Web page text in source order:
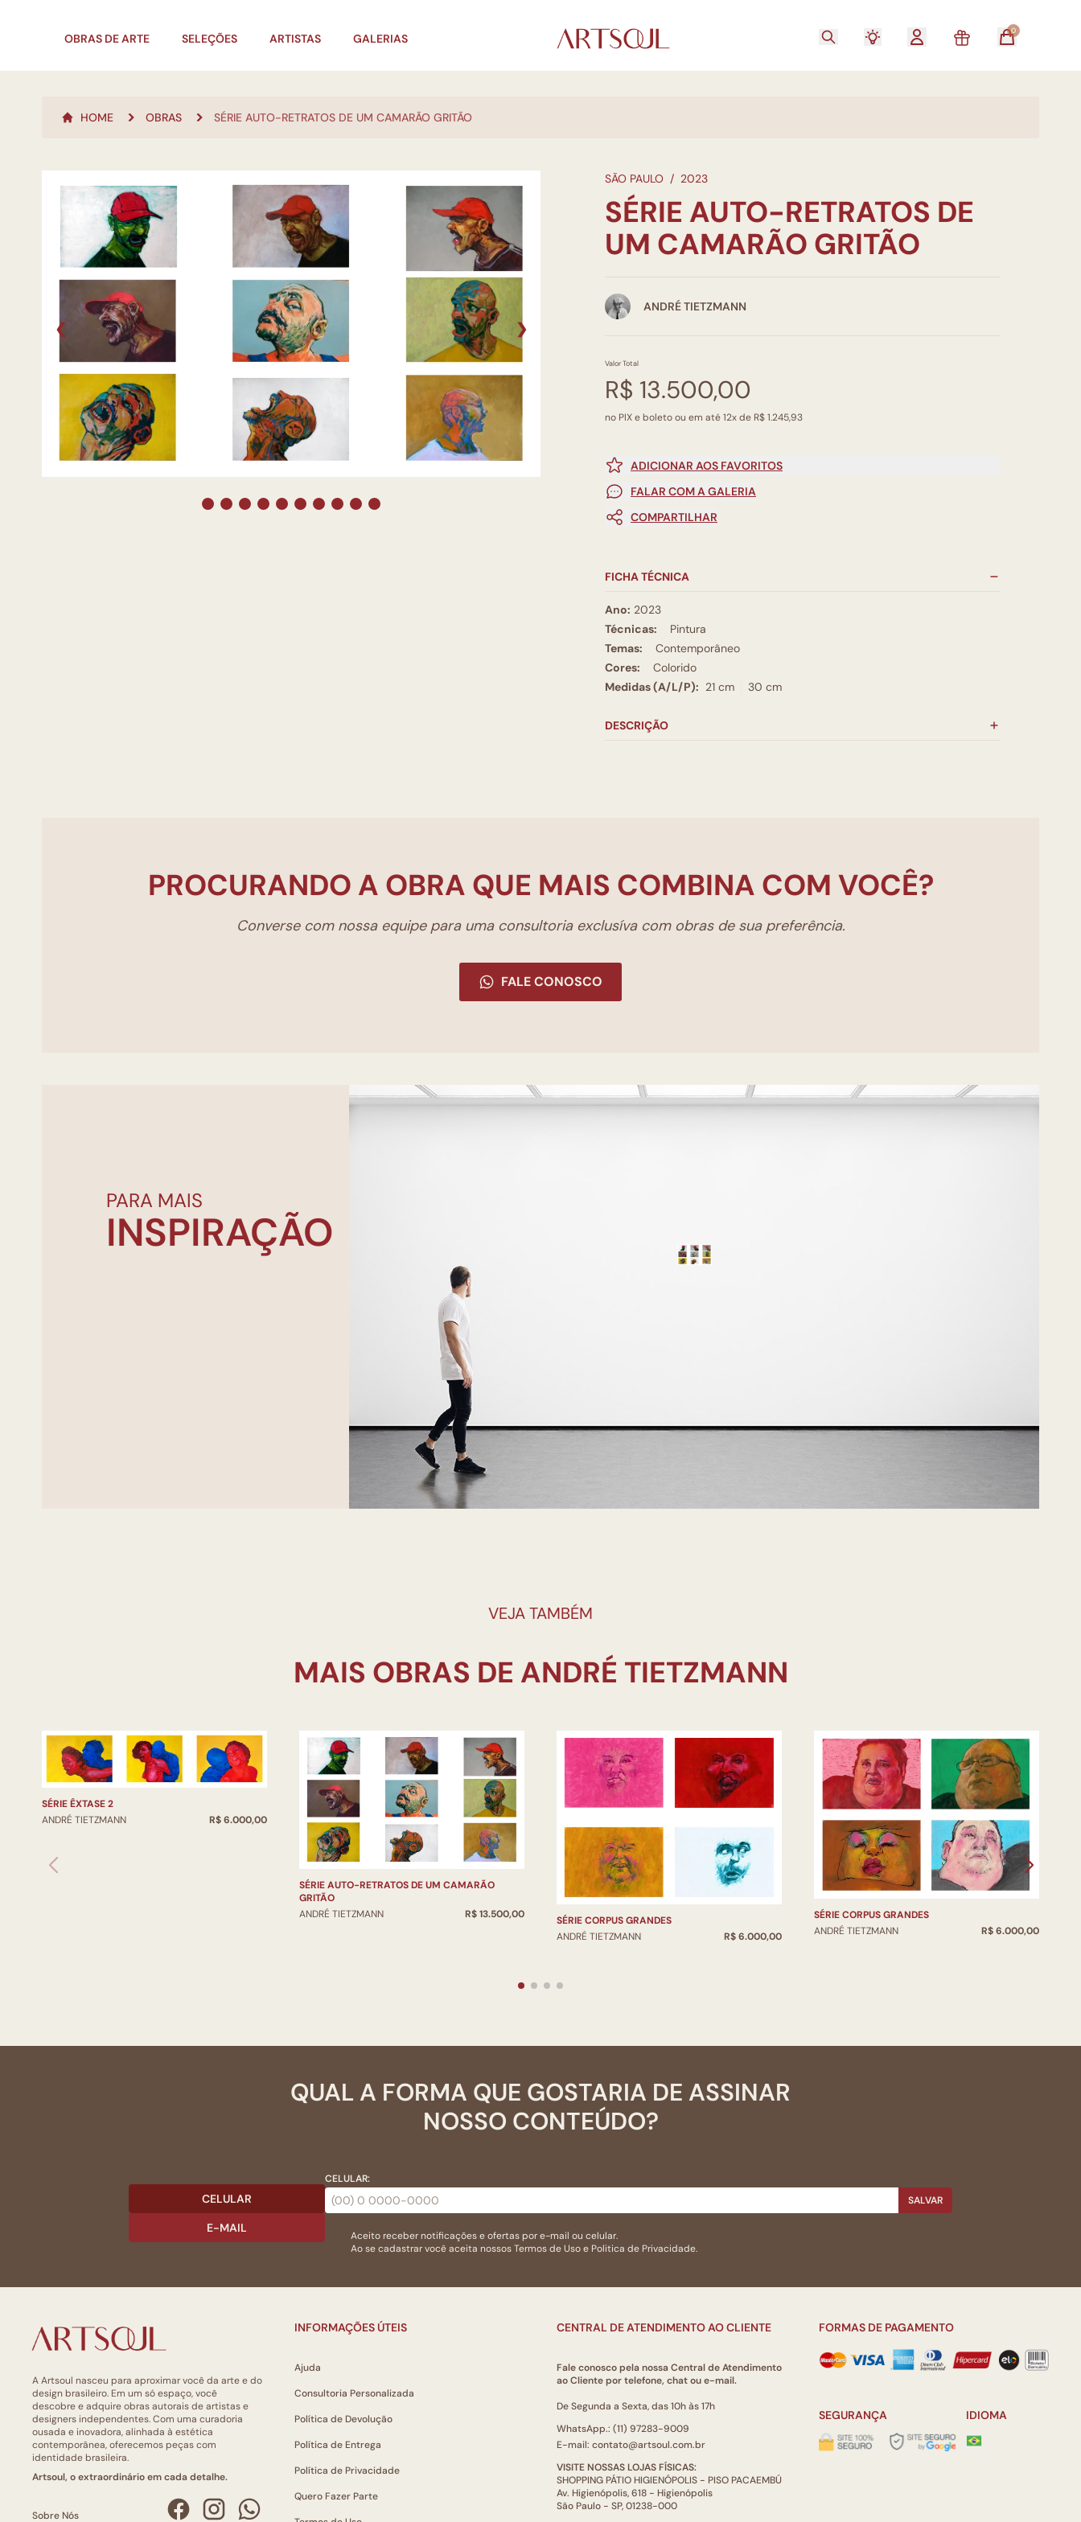
OBRAS DE ARTE SELEÇÕES ARTISTAS GALERIAS
0
HOME OBRAS SÉRIE AUTO-RETRATOS DE UM CAMARÃO GRITÃO
❮ ❯
SÃO PAULO / 2023
SÉRIE AUTO-RETRATOS DE
UM CAMARÃO GRITÃO
ANDRÉ TIETZMANN
Valor Total
R$ 13.500,00
no PIX e boleto ou em até 12x de R$ 1.245,93
ADICIONAR AOS FAVORITOS
FALAR COM A GALERIA
COMPARTILHAR
FICHA TÉCNICA
Ano: 2023
Técnicas:
Pintura
Temas:
Contemporâneo
Cores:
Colorido
Medidas (A/L/P): 21 cm 30 cm
DESCRIÇÃO
PROCURANDO A OBRA QUE MAIS COMBINA COM VOCÊ?
Converse com nossa equipe para uma consultoria exclusíva com obras de sua preferência.
FALE CONOSCO
PARA MAIS
INSPIRAÇÃO
VEJA TAMBÉM
SÉRIE ÊXTASE 2
ANDRÉ TIETZMANN
R$ 6.000,00
SÉRIE AUTO-RETRATOS DE UM CAMARÃO
GRITÃO
ANDRÉ TIETZMANN
R$ 13.500,00
SÉRIE CORPUS GRANDES
ANDRÉ TIETZMANN
R$ 6.000,00
SÉRIE CORPUS GRANDES
ANDRÉ TIETZMANN
R$ 6.000,00
QUAL A FORMA QUE GOSTARIA DE ASSINAR
NOSSO CONTEÚDO?
CELULAR
E-MAIL
CELULAR:
SALVAR
Aceito receber notificações e ofertas por e-mail ou celular.
Ao se cadastrar você aceita nossosTermos de Usoe Politica de Privacidade.
A Artsoul nasceu para aproximar você da arte e do
design brasileiro. Em um só espaço, você
descobre e adquire obras autorais de artistas e
designers independentes. Com uma curadoria
ousada e inovadora, alinhada à estética
contemporânea, oferecemos peças com
identidade brasileira.
Artsoul, o extraordinário em cada detalhe.
Sobre Nós
INFORMAÇÕES ÚTEIS
Ajuda
Consultoria Personalizada
Política de Devolução
Política de Entrega
Política de Privacidade
Quero Fazer Parte
CENTRAL DE ATENDIMENTO AO CLIENTE
Fale conosco pela nossa Central de Atendimento
ao Cliente por telefone, chat ou e-mail.
De Segunda a Sexta, das 10h às 17h
WhatsApp.: (11) 97283-9009
E-mail: contato@artsoul.com.br
VISITE NOSSAS LOJAS FÍSICAS:
SHOPPING PÁTIO HIGIENÓPOLIS - PISO PACAEMBÚ
Av. Higienópolis, 618 - Higienópolis
São Paulo - SP, 01238-000
FORMAS DE PAGAMENTO
SEGURANÇA IDIOMA